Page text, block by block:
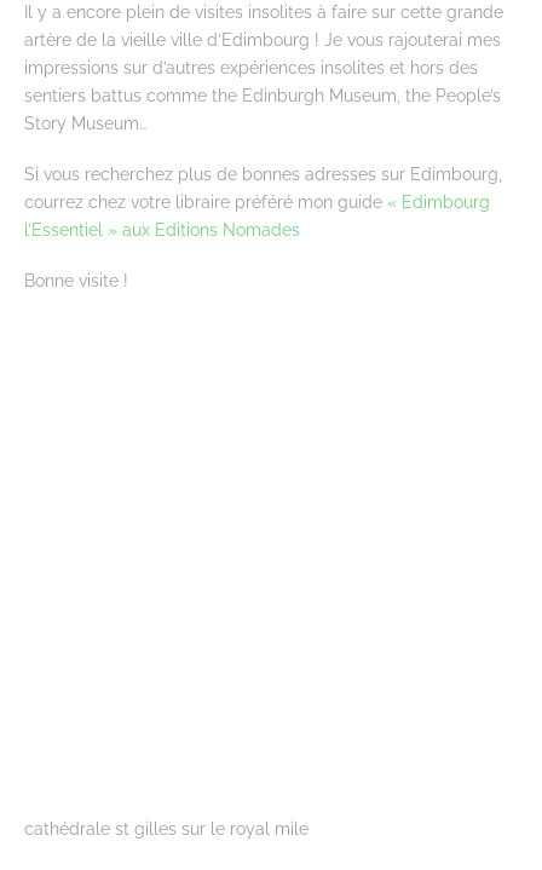
Il y a encore plein de visites insolites à faire sur cette grande
artère de la vieille ville d’Edimbourg ! Je vous rajouterai mes
impressions sur d’autres expériences insolites et hors des
sentiers battus comme the Edinburgh Museum, the People’s
Story Museum…
Si vous recherchez plus de bonnes adresses sur Edimbourg,
courrez chez votre libraire préféré mon guide « Edimbourg
l’Essentiel » aux Editions Nomades
Bonne visite !
cathédrale st gilles sur le royal mile